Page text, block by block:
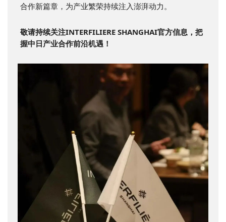
合作新篇章，为产业繁荣持续注入澎湃动力。
敬请持续关注INTERFILIERE SHANGHAI官方信息，把
握中日产业合作前沿机遇！